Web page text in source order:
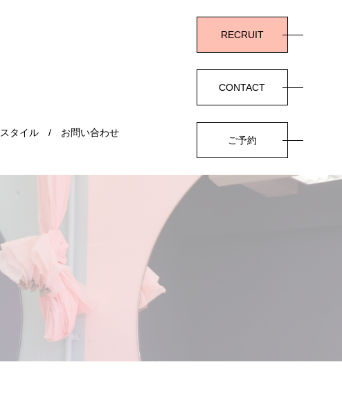
RECRUIT
CONTACT
ご予約
スタイル お問い合わせ